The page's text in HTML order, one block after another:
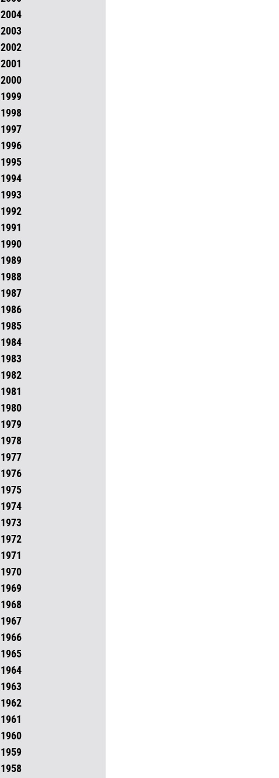
2004
2003
2002
2001
2000
1999
1998
1997
1996
1995
1994
1993
1992
1991
1990
1989
1988
1987
1986
1985
1984
1983
1982
1981
1980
1979
1978
1977
1976
1975
1974
1973
1972
1971
1970
1969
1968
1967
1966
1965
1964
1963
1962
1961
1960
1959
1958